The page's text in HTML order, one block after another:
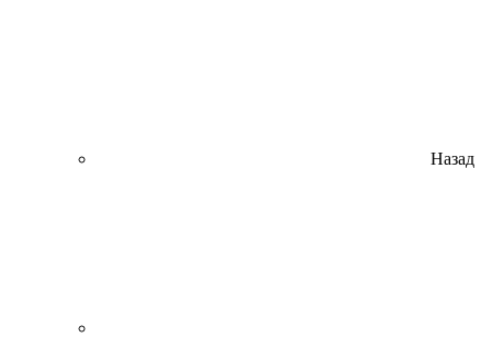
Назад